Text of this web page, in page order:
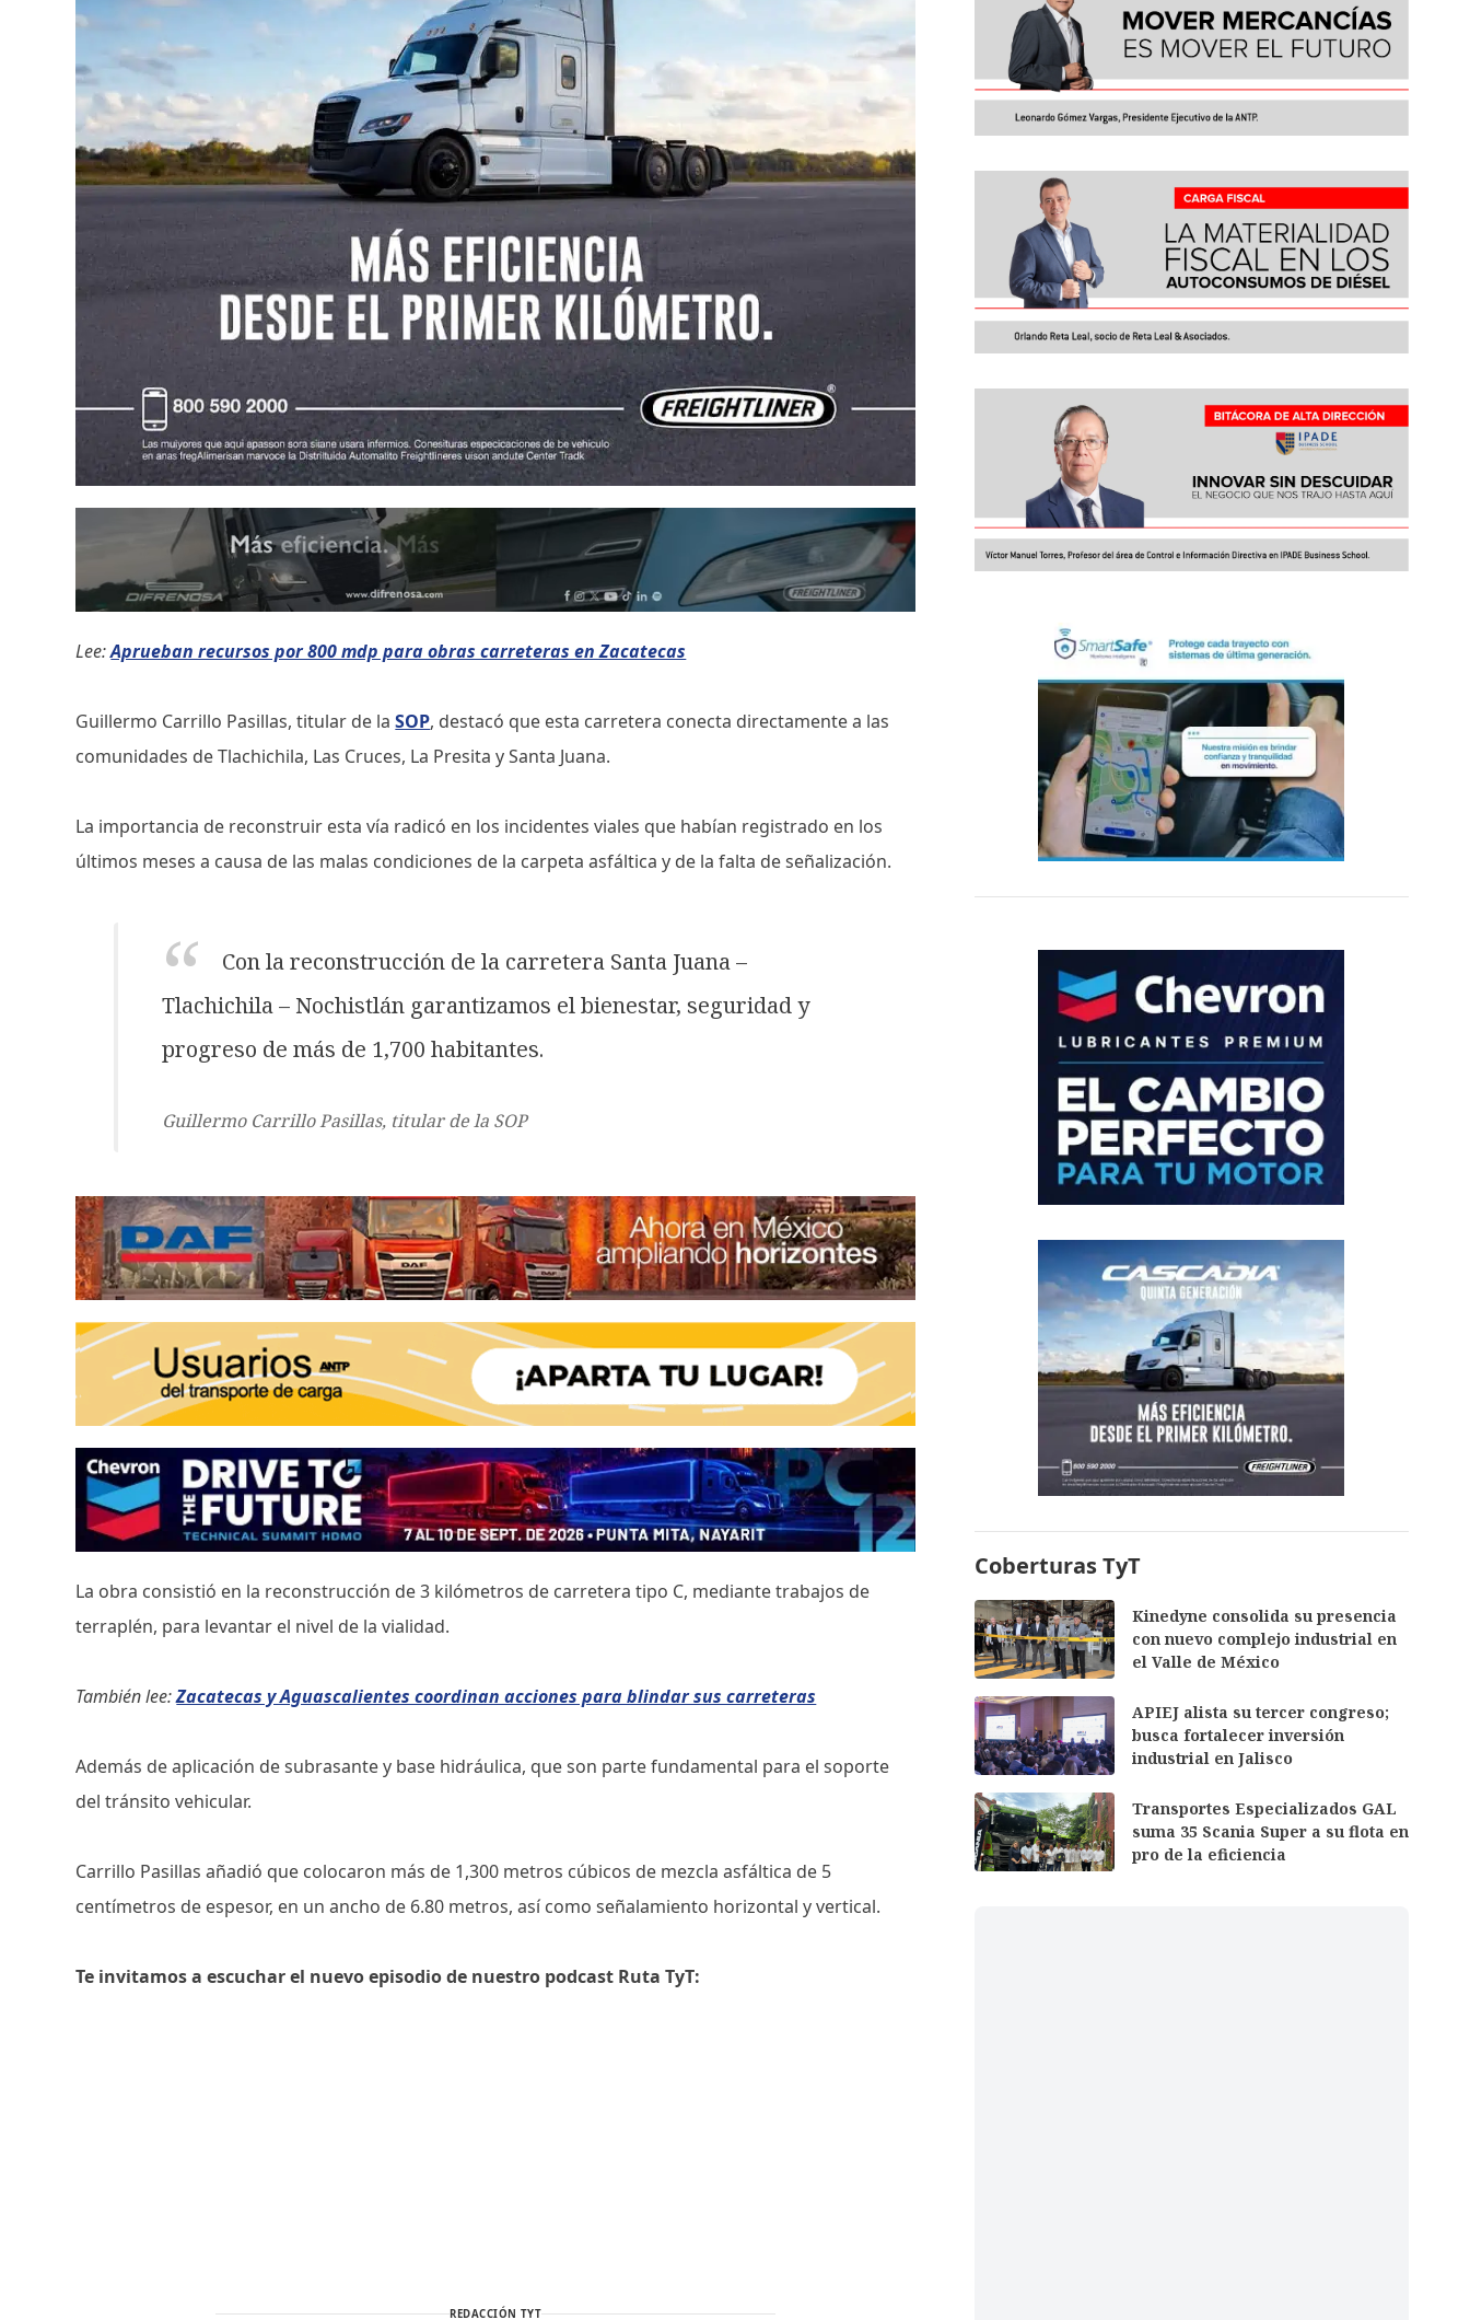
Lee:Aprueban recursos por 800 mdp para obras carreteras en Zacatecas
Guillermo Carrillo Pasillas, titular de laSOP, destacó que esta carretera conecta directamente a las
comunidades de Tlachichila, Las Cruces, La Presita y Santa Juana.
La importancia de reconstruir esta vía radicó en los incidentes viales que habían registrado en los
últimos meses a causa de las malas condiciones de la carpeta asfáltica y de la falta de señalización.
Con la reconstrucción de la carretera Santa Juana –
Tlachichila – Nochistlán garantizamos el bienestar, seguridad y
progreso de más de 1,700 habitantes.
Guillermo Carrillo Pasillas, titular de la SOP
La obra consistió en la reconstrucción de 3 kilómetros de carretera tipo C, mediante trabajos de
terraplén, para levantar el nivel de la vialidad.
También lee:Zacatecas y Aguascalientes coordinan acciones para blindar sus carreteras
Además de aplicación de subrasante y base hidráulica, que son parte fundamental para el soporte
del tránsito vehicular.
Carrillo Pasillas añadió que colocaron más de 1,300 metros cúbicos de mezcla asfáltica de 5
centímetros de espesor, en un ancho de 6.80 metros, así como señalamiento horizontal y vertical.
Te invitamos a escuchar el nuevo episodio de nuestro podcast Ruta TyT:
REDACCIÓN TYT
Coberturas TyT
Kinedyne consolida su presencia
con nuevo complejo industrial en
el Valle de México
APIEJ alista su tercer congreso;
busca fortalecer inversión
industrial en Jalisco
Transportes Especializados GAL
suma 35 Scania Super a su flota en
pro de la eficiencia